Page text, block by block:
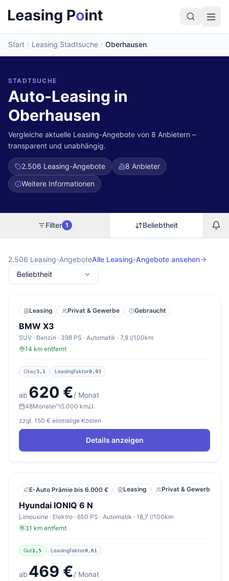
Start Leasing Stadtsuche Oberhausen
STADTSUCHE
Auto-Leasing in
Oberhausen
Vergleiche aktuelle Leasing-Angebote von 8 Anbietern –
transparent und unabhängig.
2.506 Leasing-Angebote
8 Anbieter
Weitere Informationen
Filter 1 Beliebtheit
2.506 Leasing-AngeboteAlle Leasing-Angebote ansehen
Leasing Privat & Gewerbe Gebraucht
BMW X3
SUV · Benzin · 398 PS · Automatik · 7,8 l/100km
14 km entfernt
Okay3,1 Leasingfaktor0,93
ab 620 €/ Monat
48Monate
5.000 km/J.
zzgl. 150 € einmalige Kosten
Details anzeigen
E-Auto Prämie bis 6.000 € Leasing Privat & Gewerbe
Hyundai IONIQ 6 N
Limousine · Elektro · 650 PS · Automatik · 18,7 l/100km
31 km entfernt
Gut1,5 Leasingfaktor0,61
ab 469 €/ Monat